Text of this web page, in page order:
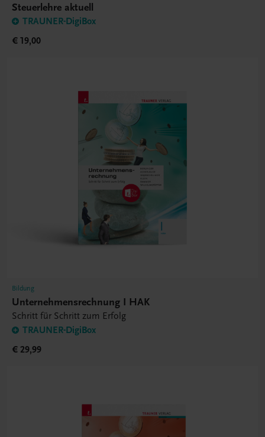
Steuerlehre aktuell
TRAUNER-DigiBox
€ 19,00
Bildung
Unternehmensrechnung I HAK
Schritt für Schritt zum Erfolg
TRAUNER-DigiBox
€ 29,99